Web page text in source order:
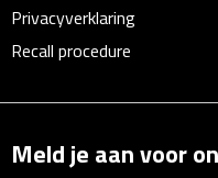
Multifunctionele
Privacyverklaring
Recall procedure
Meld je aan voor